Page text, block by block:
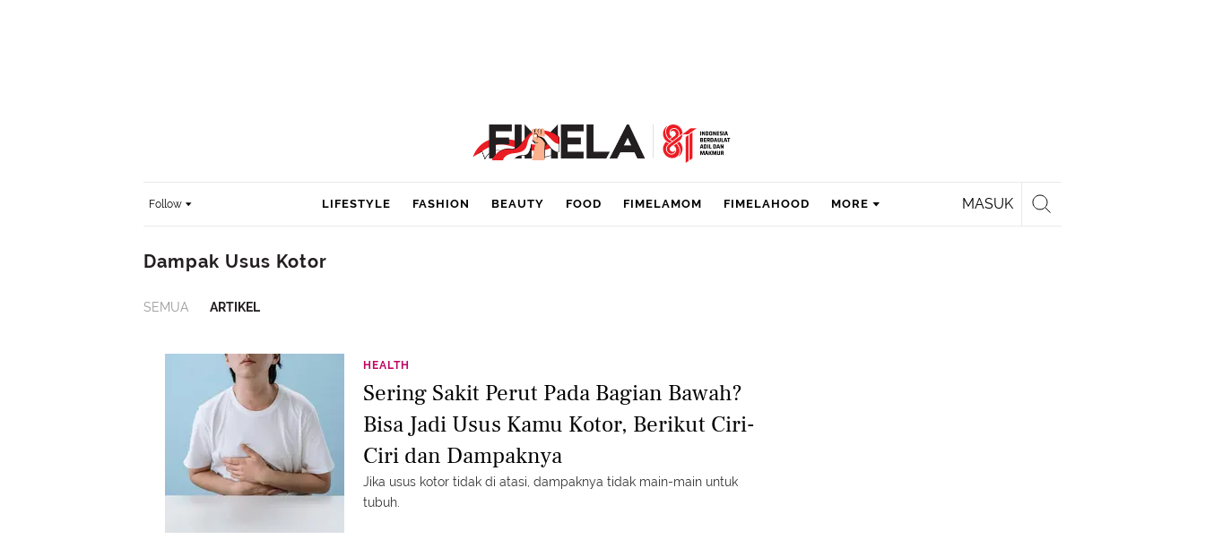
Follow MASUK
LIFESTYLE FASHION BEAUTY FOOD FIMELAMOM FIMELAHOOD MORE
Dampak Usus Kotor
SEMUA ARTIKEL
HEALTH
Sering Sakit Perut Pada Bagian Bawah?
Bisa Jadi Usus Kamu Kotor, Berikut Ciri-
Ciri dan Dampaknya
Jika usus kotor tidak di atasi, dampaknya tidak main-main untuk
tubuh.